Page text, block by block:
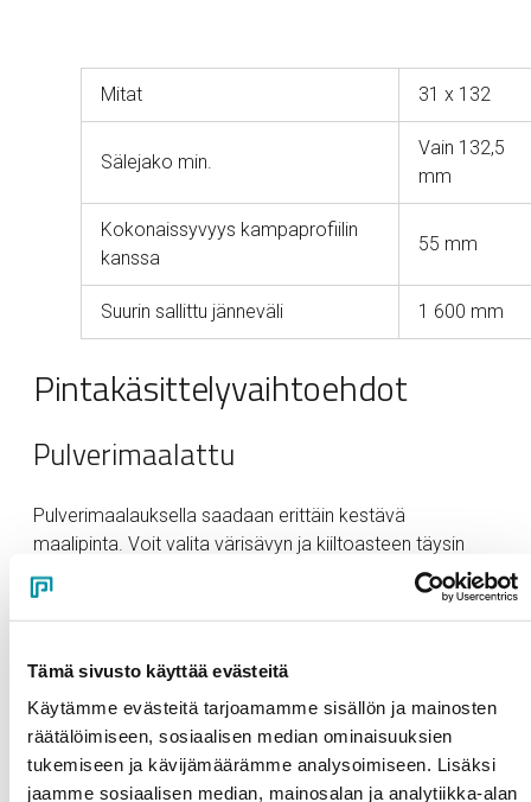
Tämä sivusto käyttää evästeitä
Käytämme evästeitä tarjoamamme sisällön ja mainosten
räätälöimiseen, sosiaalisen median ominaisuuksien
tukemiseen ja kävijämäärämme analysoimiseen. Lisäksi
jaamme sosiaalisen median, mainosalan ja analytiikka-alan
Mitat 31 x 132
Sälejako min.
Vain 132,5
mm
Kokonaissyvyys kampaprofiilin
kanssa
55 mm
Suurin sallittu jänneväli 1 600 mm
Pintakäsittelyvaihtoehdot
Pulverimaalattu
Pulverimaalauksella saadaan erittäin kestävä
maalipinta. Voit valita värisävyn ja kiiltoasteen täysin
vapaasti toiveiden mukaan. Purson omassa
pulverimaalaamossa syntyvät myös erilaiset struktuuri-
Anodisoitu
Anodisointi antaa alumiinille korroosiota, UV-säteilyä ja
kulutusta kestävän pinnan. Eri värit luovat pintaa